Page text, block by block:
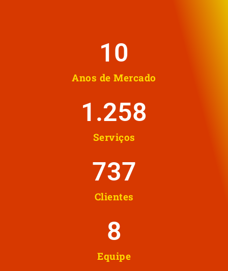
Anos de Mercado
10
Serviços
1.258
Clientes
737
Equipe
8